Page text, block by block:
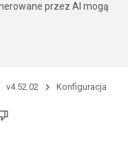
przez AI mogą
v4.52.02 Konfiguracja